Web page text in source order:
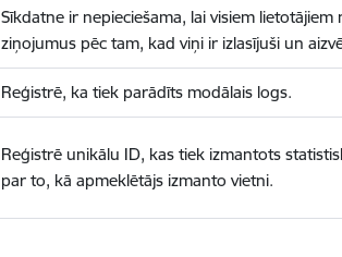
Sīkdatne ir nepieciešama, lai visiem lietotājiem
ziņojumus pēc tam, kad viņi ir izlasījuši un
Reģistrē, ka tiek parādīts modālais logs.
Reģistrē unikālu ID, kas tiek izmantots
par to, kā apmeklētājs izmanto vietni.